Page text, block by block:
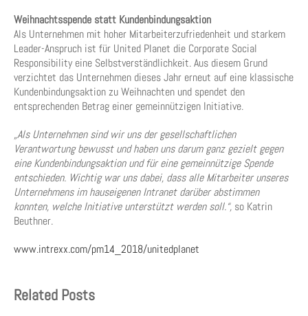
Weihnachtsspende statt Kundenbindungsaktion
Als Unternehmen mit hoher Mitarbeiterzufriedenheit und starkem
Leader-Anspruch ist für United Planet die Corporate Social
Responsibility eine Selbstverständlichkeit. Aus diesem Grund
verzichtet das Unternehmen dieses Jahr erneut auf eine klassische
Kundenbindungsaktion zu Weihnachten und spendet den
entsprechenden Betrag einer gemeinnützigen Initiative.
„Als Unternehmen sind wir uns der gesellschaftlichen
Verantwortung bewusst und haben uns darum ganz gezielt gegen
eine Kundenbindungsaktion und für eine gemeinnützige Spende
entschieden. Wichtig war uns dabei, dass alle Mitarbeiter unseres
Unternehmens im hauseigenen Intranet darüber abstimmen
konnten, welche Initiative unterstützt werden soll.“, so Katrin
Beuthner.
www.intrexx.com/pm14_2018/unitedplanet
Related Posts